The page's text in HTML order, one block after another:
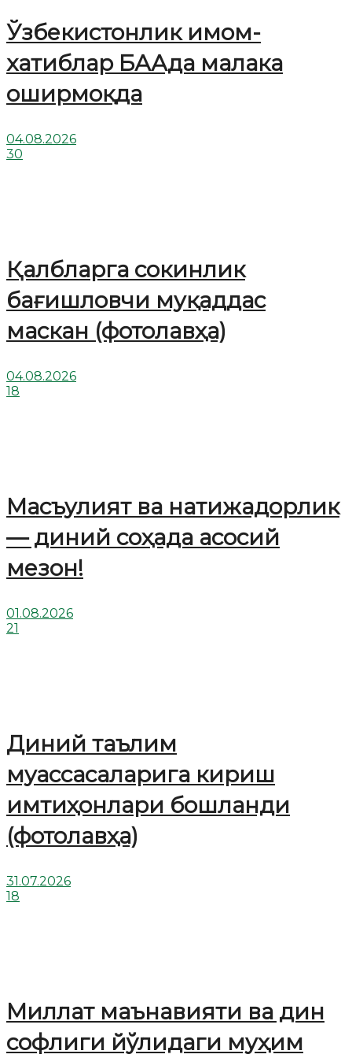
Ўзбекистонлик имом-
хатиблар БААда малака
оширмоқда
04.08.2026
30
Қалбларга сокинлик
бағишловчи муқаддас
маскан (фотолавҳа)
04.08.2026
18
Масъулият ва натижадорлик
— диний соҳада асосий
мезон!
01.08.2026
21
Диний таълим
муассасаларига кириш
имтиҳонлари бошланди
(фотолавҳа)
31.07.2026
18
Миллат маънавияти ва дин
софлиги йўлидаги муҳим